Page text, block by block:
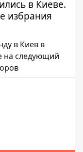
в Киеве.
избрания
в Киев в
на следующий